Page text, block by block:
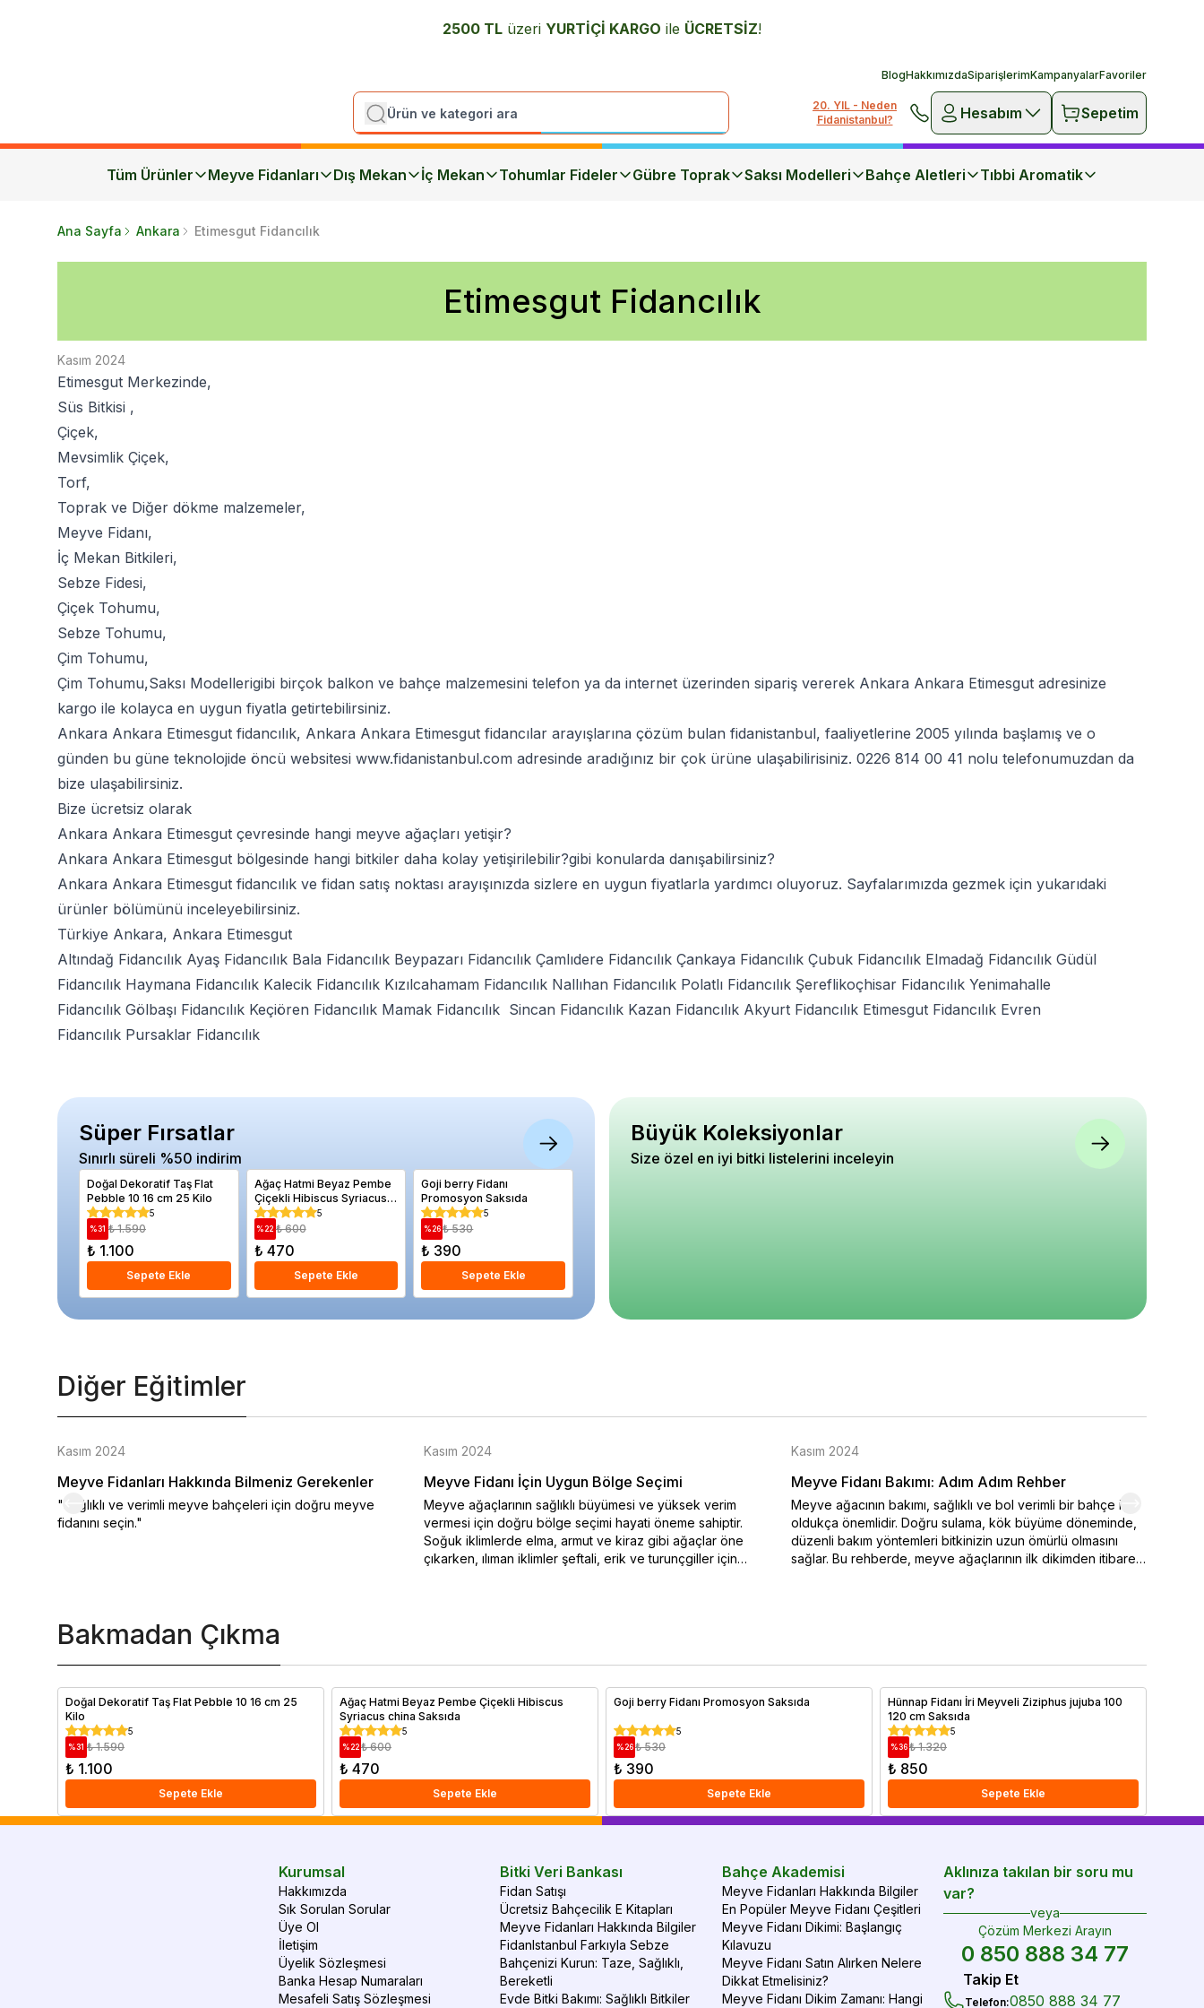
2500 TL üzeri YURTİÇİ KARGO ile ÜCRETSİZ!
BlogHakkımızdaSiparişlerimKampanyalarFavoriler
20. YIL - Neden
Fidanistanbul?
Hesabım Sepetim
Tüm Ürünler Meyve Fidanları Dış Mekan İç Mekan Tohumlar Fideler Gübre Toprak Saksı Modelleri Bahçe Aletleri Tıbbi Aromatik
Ana Sayfa Ankara Etimesgut Fidancılık
Etimesgut Fidancılık
Kasım 2024
Etimesgut Merkezinde,
Süs Bitkisi ,
Çiçek,
Mevsimlik Çiçek,
Torf,
Toprak ve Diğer dökme malzemeler,
Meyve Fidanı,
İç Mekan Bitkileri,
Sebze Fidesi,
Çiçek Tohumu,
Sebze Tohumu,
Çim Tohumu,
Çim Tohumu,Saksı Modellerigibi birçok balkon ve bahçe malzemesini telefon ya da internet üzerinden sipariş vererek Ankara Ankara Etimesgut adresinize
kargo ile kolayca en uygun fiyatla getirtebilirsiniz.
Ankara Ankara Etimesgut fidancılık, Ankara Ankara Etimesgut fidancılar arayışlarına çözüm bulan fidanistanbul, faaliyetlerine 2005 yılında başlamış ve o
günden bu güne teknolojide öncü websitesi www.fidanistanbul.com adresinde aradığınız bir çok ürüne ulaşabilirisiniz. 0226 814 00 41 nolu telefonumuzdan da
bize ulaşabilirsiniz.
Bize ücretsiz olarak
Ankara Ankara Etimesgut çevresinde hangi meyve ağaçları yetişir?
Ankara Ankara Etimesgut bölgesinde hangi bitkiler daha kolay yetişirilebilir?gibi konularda danışabilirsiniz?
Ankara Ankara Etimesgut fidancılık ve fidan satış noktası arayışınızda sizlere en uygun fiyatlarla yardımcı oluyoruz. Sayfalarımızda gezmek için yukarıdaki
ürünler bölümünü inceleyebilirsiniz.
Türkiye Ankara, Ankara Etimesgut
Altındağ Fidancılık Ayaş Fidancılık Bala Fidancılık Beypazarı Fidancılık Çamlıdere Fidancılık Çankaya Fidancılık Çubuk Fidancılık Elmadağ Fidancılık Güdül
Fidancılık Haymana Fidancılık Kalecik Fidancılık Kızılcahamam Fidancılık Nallıhan Fidancılık Polatlı Fidancılık Şereflikoçhisar Fidancılık Yenimahalle
Fidancılık Gölbaşı Fidancılık Keçiören Fidancılık Mamak Fidancılık Sincan Fidancılık Kazan Fidancılık Akyurt Fidancılık Etimesgut Fidancılık Evren
Fidancılık Pursaklar Fidancılık
Süper Fırsatlar
Sınırlı süreli %50 indirim
Doğal Dekoratif Taş Flat
Pebble 10 16 cm 25 Kilo
5
%31 ₺ 1.590
₺ 1.100
Sepete Ekle
Ağaç Hatmi Beyaz Pembe
Çiçekli Hibiscus Syriacus
china Saksıda
5
%22 ₺ 600
₺ 470
Sepete Ekle
Goji berry Fidanı
Promosyon Saksıda
5
%26 ₺ 530
₺ 390
Sepete Ekle
Büyük Koleksiyonlar
Size özel en iyi bitki listelerini inceleyin
Diğer Eğitimler
Kasım 2024
Meyve Fidanları Hakkında Bilmeniz Gerekenler
"Sağlıklı ve verimli meyve bahçeleri için doğru meyve
fidanını seçin."
Kasım 2024
Meyve Fidanı İçin Uygun Bölge Seçimi
Meyve ağaçlarının sağlıklı büyümesi ve yüksek verim
vermesi için doğru bölge seçimi hayati öneme sahiptir.
Soğuk iklimlerde elma, armut ve kiraz gibi ağaçlar öne
çıkarken, ılıman iklimler şeftali, erik ve turunçgiller için
verimli ve sağlıklı meyve hasadı elde edebilirsiniz.
Kasım 2024
Meyve Fidanı Bakımı: Adım Adım Rehber
Meyve ağacının bakımı, sağlıklı ve bol verimli bir bahçe için
oldukça önemlidir. Doğru sulama, kök büyüme döneminde,
düzenli bakım yöntemleri bitkinizin uzun ömürlü olmasını
sağlar. Bu rehberde, meyve ağaçlarının ilk dikimden itibaren
almak için ipuçlarımızı hemen bitiriyoruz!
Bakmadan Çıkma
Doğal Dekoratif Taş Flat Pebble 10 16 cm 25
Kilo
5
%31 ₺ 1.590
₺ 1.100
Sepete Ekle
Ağaç Hatmi Beyaz Pembe Çiçekli Hibiscus
Syriacus china Saksıda
5
%22 ₺ 600
₺ 470
Sepete Ekle
Goji berry Fidanı Promosyon Saksıda
5
%26 ₺ 530
₺ 390
Sepete Ekle
Hünnap Fidanı İri Meyveli Ziziphus jujuba 100
120 cm Saksıda
5
%36 ₺ 1.320
₺ 850
Sepete Ekle
Kurumsal
Hakkımızda
Sık Sorulan Sorular
Üye Ol
İletişim
Üyelik Sözleşmesi
Banka Hesap Numaraları
Mesafeli Satış Sözleşmesi
Bitki Veri Bankası
Fidan Satışı
Ücretsiz Bahçecilik E Kitapları
Meyve Fidanları Hakkında Bilgiler
FidanIstanbul Farkıyla Sebze
Bahçenizi Kurun: Taze, Sağlıklı,
Bereketli
Evde Bitki Bakımı: Sağlıklı Bitkiler
Bahçe Akademisi
Meyve Fidanları Hakkında Bilgiler
En Popüler Meyve Fidanı Çeşitleri
Meyve Fidanı Dikimi: Başlangıç
Kılavuzu
Meyve Fidanı Satın Alırken Nelere
Dikkat Etmelisiniz?
Meyve Fidanı Dikim Zamanı: Hangi
Aklınıza takılan bir soru mu
var?
veya
Çözüm Merkezi Arayın
0 850 888 34 77
Takip Et
Telefon:0850 888 34 77